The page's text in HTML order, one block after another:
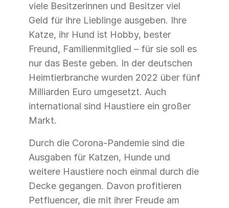
viele Besitzerinnen und Besitzer viel
Geld für ihre Lieblinge ausgeben. Ihre
Katze, ihr Hund ist Hobby, bester
Freund, Familienmitglied – für sie soll es
nur das Beste geben. In der deutschen
Heimtierbranche wurden 2022 über fünf
Milliarden Euro umgesetzt. Auch
international sind Haustiere ein großer
Markt.
Durch die Corona-Pandemie sind die
Ausgaben für Katzen, Hunde und
weitere Haustiere noch einmal durch die
Decke gegangen. Davon profitieren
Petfluencer, die mit ihrer Freude am